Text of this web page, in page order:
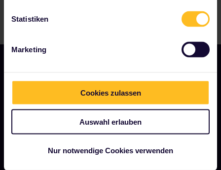
Statistiken
Marketing
Cookies zulassen
Auswahl erlauben
Nur notwendige Cookies verwenden
UNSER UNTERNEHMEN
Über uns
Pressebereich